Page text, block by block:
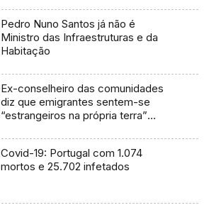
Pedro Nuno Santos já não é
Ministro das Infraestruturas e da
Habitação
Ex-conselheiro das comunidades
diz que emigrantes sentem-se
“estrangeiros na própria terra”
Covid-19: Portugal com 1.074
mortos e 25.702 infetados